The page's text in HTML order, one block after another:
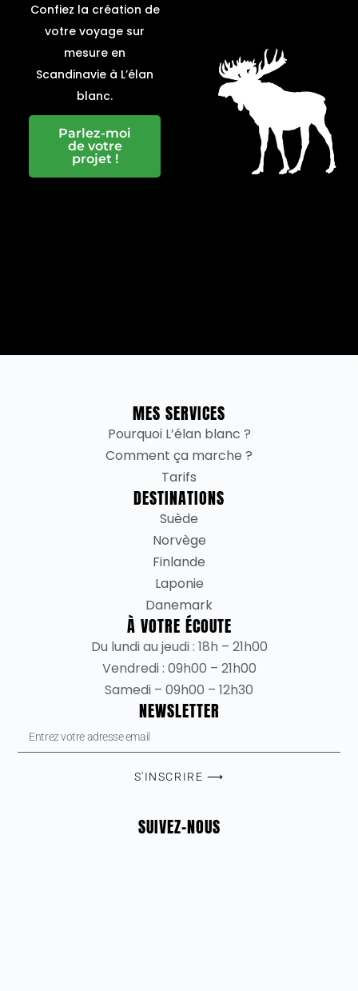
Confiez la création de
votre voyage sur
mesure en
Scandinavie à L’élan
blanc.
Parlez-moi
de votre
projet !
MES SERVICES
Pourquoi L’élan blanc ?
Comment ça marche ?
Tarifs
DESTINATIONS
Suède
Norvège
Finlande
Laponie
Danemark
À VOTRE ÉCOUTE
Du lundi au jeudi : 18h – 21h00
Vendredi : 09h00 – 21h00
Samedi – 09h00 – 12h30
NEWSLETTER
S'INSCRIRE ⟶
SUIVEZ-NOUS